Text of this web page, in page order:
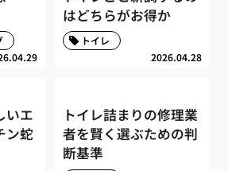
はどちらがお得か
2026.04.28
トイレ
いエ
ン蛇
トイレ詰まりの修理業
者を賢く選ぶための判
断基準